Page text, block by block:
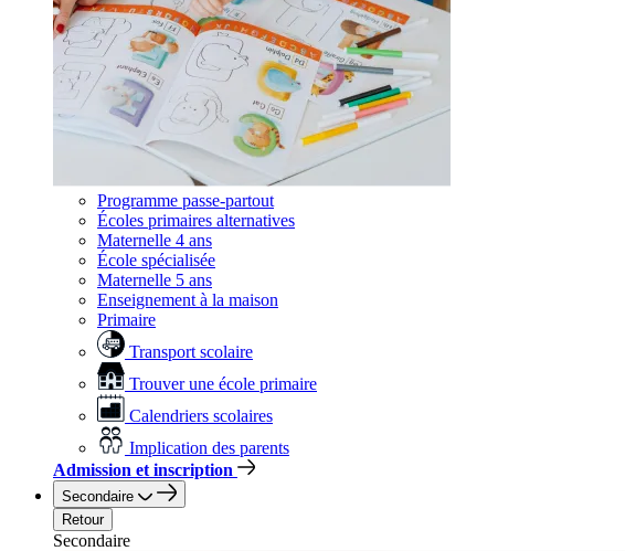
Programme passe-partout
Écoles primaires alternatives
Maternelle 4 ans
École spécialisée
Maternelle 5 ans
Enseignement à la maison
Primaire
Transport scolaire
Trouver une école primaire
Calendriers scolaires
Implication des parents
Admission et inscription
Secondaire
Retour
Secondaire